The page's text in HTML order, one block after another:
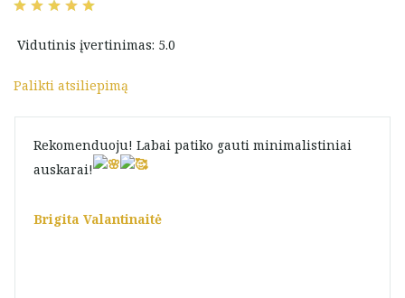
Vidutinis įvertinimas: 5.0
Palikti atsiliepimą
Rekomenduoju! Labai patiko gauti minimalistiniai
auskarai!
Brigita Valantinaitė